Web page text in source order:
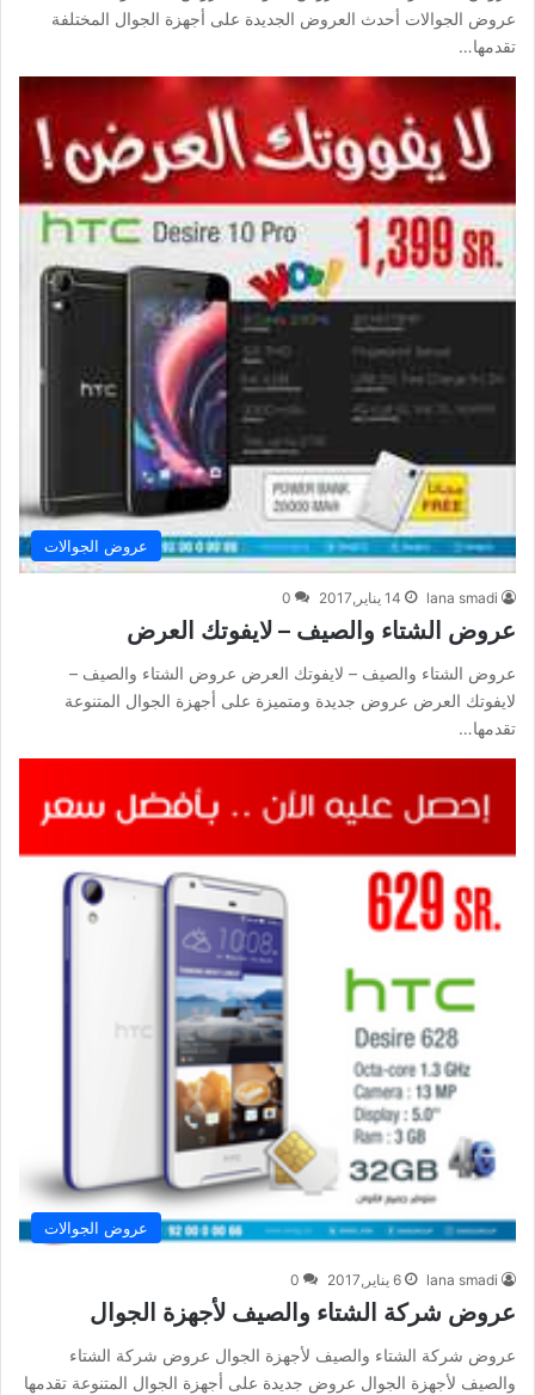
عروض الجوالات أحدث العروض الجديدة على أجهزة الجوال المختلفة
تقدمها…
عروض الجوالات
lana smadi 14 يناير,2017 0
عروض الشتاء والصيف – لايفوتك العرض
عروض الشتاء والصيف – لايفوتك العرض عروض الشتاء والصيف –
لايفوتك العرض عروض جديدة ومتميزة على أجهزة الجوال المتنوعة
تقدمها…
عروض الجوالات
lana smadi 6 يناير,2017 0
عروض شركة الشتاء والصيف لأجهزة الجوال
عروض شركة الشتاء والصيف لأجهزة الجوال عروض شركة الشتاء
والصيف لأجهزة الجوال عروض جديدة على أجهزة الجوال المتنوعة تقدمها